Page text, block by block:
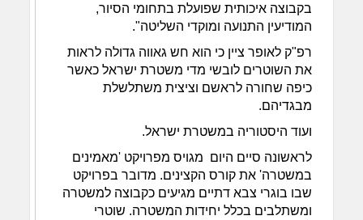
בקבוצה איכותית שפועלת בתחומי הסיור,
המודיעין התנועה ומוקדי השליטה".
רפ"ק לאופר ציין כי הוא חש גאווה גדולה לראות
את השוטרים לובשי מדי משטרת ישראל כאשר
כיפה שחורה לראשם וציצית משתלשלת
מבגדיהם.
ועוד היסטוריה במשטרת ישראל.
לראשונה סיים היום מגויס מפרויקט 'מאמינים
במשטרה' את קורס הקצינים. מדובר בפרויקט
שבו בוגרי צבא דתיים מגיעים כקבוצה למשטרה
ומשתלבים בכלל יחידות המשטרה. שוטרי